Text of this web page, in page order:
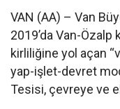
VAN (AA) – Van
2019’da Van-
kirliliğine yol açan
yap-işlet-devret
Tesisi, çevreye ve